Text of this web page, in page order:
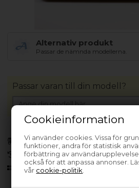
Cookieinformation
Vi använder cookies. Vissa för
funktioner, andra för statistisk
förbättring av
också för att anpassa annonser.
vår cookie-politik
Alternativ produkt
Passar de nämnda modellerna.
Finns i lager (Lev. 1-3 arbetsdagar)
30 dagars returrätt
Sedan 2006
Passar varan till din modell?